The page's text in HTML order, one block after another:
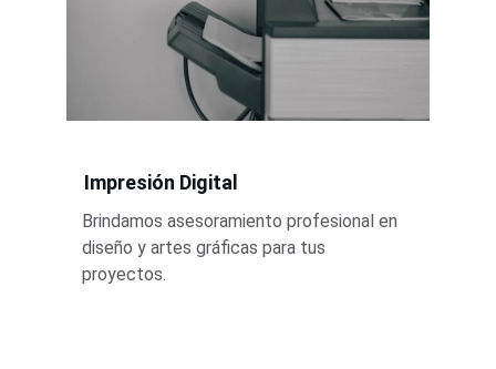
Impresión Digital
Brindamos asesoramiento profesional en
diseño y artes gráficas para tus
proyectos.